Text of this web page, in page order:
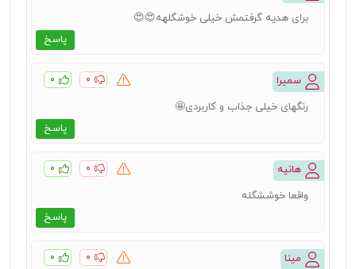
پاسخ
برای هدیه گرفتمش خیلی خوشگلهه😍😍
سمیرا ۰ ۰
پاسخ
رنگهای خیلی جذاب و کاربردی🤩
هانیه ۰ ۰
پاسخ
واقعا خوششگله
مینا ۰ ۰